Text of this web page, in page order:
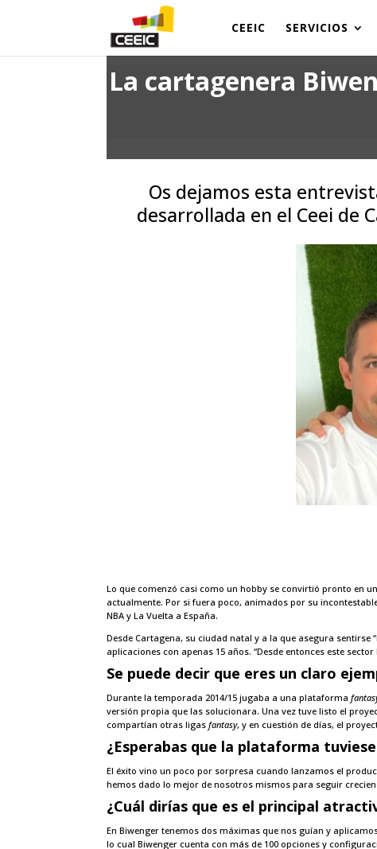
CEEIC SERVICIOS
La cartagenera
Os dejamos esta
desarrollada en el Ceei de
Lo que comenzó casi como un hobby se convirtió pronto en
actualmente. Por si fuera poco, animados por su
NBA y La Vuelta a España.
Desde Cartagena, su ciudad natal y a la que asegura sentirse
aplicaciones con apenas 15 años. “Desde entonces este
Se puede decir que eres un claro
Durante la temporada 2014/15 jugaba a una plataforma
versión propia que las solucionara. Una vez tuve listo el
compartían otras ligasfantasy, y en cuestión de días, el
¿Esperabas que la plataforma
El éxito vino un poco por sorpresa cuando lanzamos el
hemos dado lo mejor de nosotros mismos para seguir
¿Cuál dirías que es el principal
En Biwenger tenemos dos máximas que nos guían y
lo cual Biwenger cuenta con más de 100 opciones y